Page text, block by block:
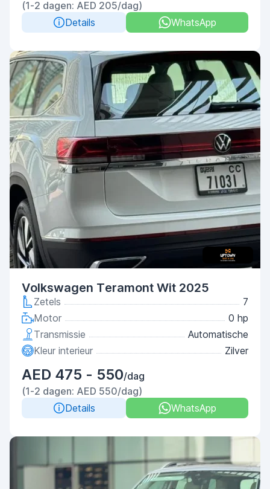
(1-2 dagen: AED 205/dag)
Details
WhatsApp
Volkswagen Teramont Wit 2025
Zetels
7
Motor
0 hp
Transmissie
Automatische
Kleur interieur
Zilver
AED 475 - 550/dag
(1-2 dagen: AED 550/dag)
Details
WhatsApp